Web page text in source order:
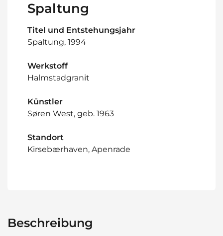
Spaltung
Titel und Entstehungsjahr
Spaltung, 1994
Werkstoff
Halmstadgranit
Künstler
Søren West, geb. 1963
Standort
Kirsebærhaven, Apenrade
Beschreibung